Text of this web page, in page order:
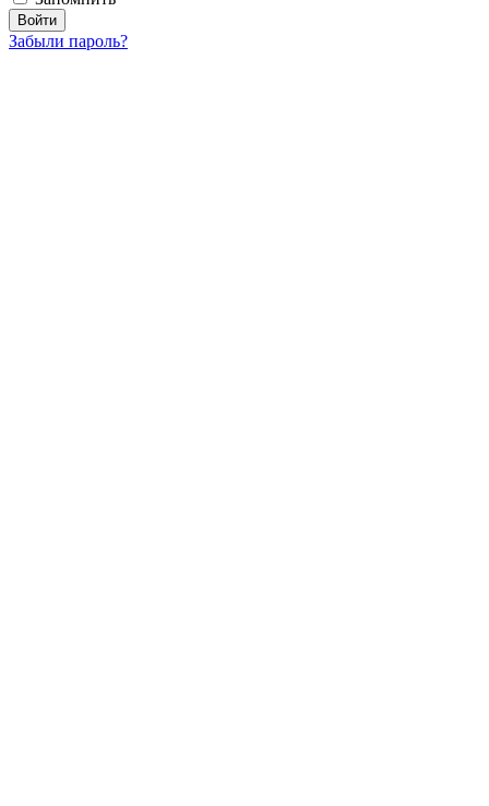
Забыли пароль?